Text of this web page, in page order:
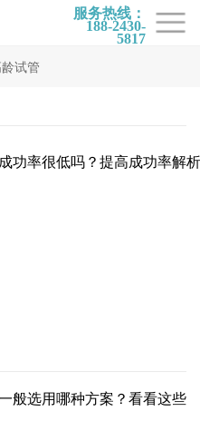
服务热线：
188-2430-
5817
龄试管